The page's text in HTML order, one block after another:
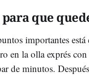
que
importantes
en la olla exprés
de minutos.